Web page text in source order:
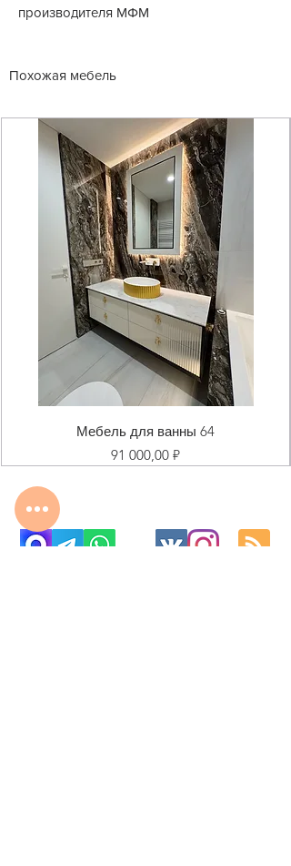
производителя МФМ
Похожая мебель
Мебель для ванны 64
Цена
91 000,00 ₽